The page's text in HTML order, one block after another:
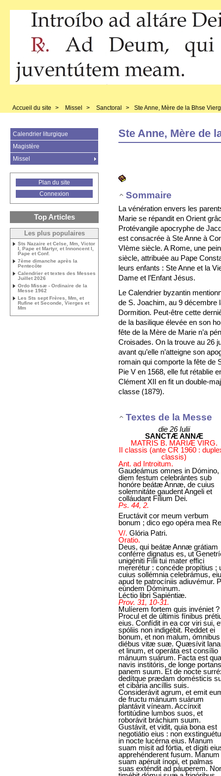
Accueil du site > Missel > Sanctoral > Ste Anne, Mère de la Bhse
Ste Anne, Mère de
Sommaire
La vénération envers les
Marie se répandit en Orient
Protévangile apocryphe de
est consacrée à Ste Anne à
VIème siècle. A Rome, une
siècle, attribuée au Pape
leurs enfants : Ste Anne et la
Dame et l’Enfant Jésus.
Le Calendrier byzantin
de S. Joachim, au 9 décembre
Dormition. Peut-être cette
de la basilique élevée en son
fête de la Mère de Marie n’a
Croisades. On la trouve au 26
avant qu’elle n’atteigne son
romain qui comporte la fête de
Pie V en 1568, elle fut rétablie
Clément XII en fit un double-
classe (1879).
Textes de la Messe
die 26 Iulii
SANCTÆ ANNÆ
MATRIS B. MARIÆ VIRG.
II classis (ante CR 1960 :
classis)
Ant. ad Introitum.
Gaudeámus omnes in Dómino,
diem festum celebrántes sub
honóre beátæ Annæ, de cuius
solemnitáte gaudent Angeli et
colláudant Fílium Dei.
Ps. 44, 2.
Eructávit cor meum verbum
bonum ; dico ego opéra mea
V/. Glória Patri.
Oratio.
Deus, qui beátæ Annæ grátiam
conférre dignatus es, ut
unigéniti Fílii tui mater effici
mererétur : concéde propítius ;
cuius sollémnia celebrámus,
apud te patrocíniis adiuvémur.
eúndem Dóminum.
Léctio libri Sapiéntiæ.
Prov. 31, 10-31.
Mulíerem fortem quis invéniet ?
Procul et de últimis fínibus
eius. Confídit in ea cor viri sui,
spóliis non indigébit. Reddet ei
bonum, et non malum, ómnibus
diébus vitæ suæ. Quæsívit
et linum, et operáta est consílio
mánuum suárum. Facta est
navis institóris, de longe portans
panem suum. Et de nocte
dedítque prædam domésticis
et cibária ancíllis suis.
Considerávit agrum, et emit
de fructu mánuum suárum
plantávit víneam. Accínxit
fortitúdine lumbos suos, et
roborávit bráchium suum.
Gustávit, et vidit, quia bona est
negotiátio eius : non
in nocte lucérna eius. Manum
suam misit ad fórtia, et dígiti
apprehénderent fusum. Manum
suam apéruit ínopi, et palmas
suas exténdit ad páuperem.
Calendrier liturgique
Magistère
Missel
Plan du site
Connexion
Top Articles
Les plus populaires
Sts Nazaire et Celse, Mm, Victor
I, Pape et Martyr, et Innoncent I,
Pape et Conf.
7ème dimanche après la
Pentecôte
Calendrier et textes des Messes
Juillet 2026
Ordo Missæ - Ordinaire de la
Messe 1962
Les Sts sept Frères, Mm, et
Rufine et Seconde, Vierges et
Mm